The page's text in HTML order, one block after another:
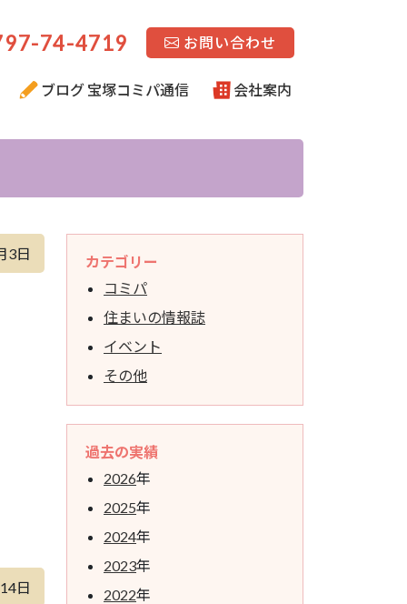
74-4719 お問い合わせ
ブログ 宝塚コミパ通信 会社案内
3日
日
カテゴリー
コミパ
住まいの情報誌
イベント
その他
過去の実績
2026年
2025年
2024年
2023年
2022年